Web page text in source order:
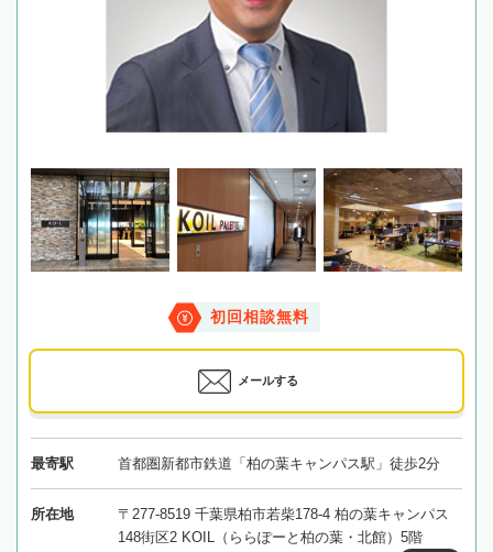
初回相談無料
メールする
最寄駅 首都圏新都市鉄道「柏の葉キャンパス駅」徒歩2分
所在地
〒277-8519 千葉県柏市若柴178-4 柏の葉キャンパス
148街区2 KOIL（ららぽーと柏の葉・北館）5階